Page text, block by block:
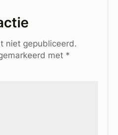
niet gepubliceerd.
met *